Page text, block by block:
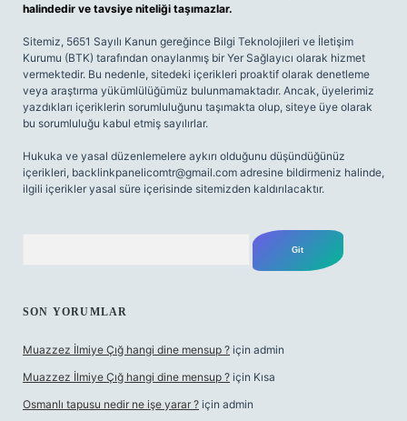
halindedir ve tavsiye niteliği taşımazlar.
Sitemiz, 5651 Sayılı Kanun gereğince Bilgi Teknolojileri ve İletişim
Kurumu (BTK) tarafından onaylanmış bir Yer Sağlayıcı olarak hizmet
vermektedir. Bu nedenle, sitedeki içerikleri proaktif olarak denetleme
veya araştırma yükümlülüğümüz bulunmamaktadır. Ancak, üyelerimiz
yazdıkları içeriklerin sorumluluğunu taşımakta olup, siteye üye olarak
bu sorumluluğu kabul etmiş sayılırlar.
Hukuka ve yasal düzenlemelere aykırı olduğunu düşündüğünüz
içerikleri, backlinkpanelicomtr@gmail.com adresine bildirmeniz halinde,
ilgili içerikler yasal süre içerisinde sitemizden kaldırılacaktır.
SON YORUMLAR
Muazzez İlmiye Çığ hangi dine mensup ? için admin
Muazzez İlmiye Çığ hangi dine mensup ? için Kısa
Osmanlı tapusu nedir ne işe yarar ? için admin